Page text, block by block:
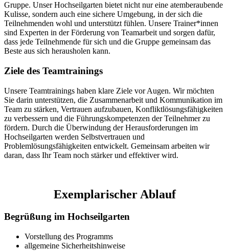
Gruppe. Unser Hochseilgarten bietet nicht nur eine atemberaubende
Kulisse, sondern auch eine sichere Umgebung, in der sich die
Teilnehmenden wohl und unterstützt fühlen. Unsere Trainer*innen
sind Experten in der Förderung von Teamarbeit und sorgen dafür,
dass jede Teilnehmende für sich und die Gruppe gemeinsam das
Beste aus sich herausholen kann.
Ziele des Teamtrainings
Unsere Teamtrainings haben klare Ziele vor Augen. Wir möchten
Sie darin unterstützen, die Zusammenarbeit und Kommunikation im
Team zu stärken, Vertrauen aufzubauen, Konfliktlösungsfähigkeiten
zu verbessern und die Führungskompetenzen der Teilnehmer zu
fördern. Durch die Überwindung der Herausforderungen im
Hochseilgarten werden Selbstvertrauen und
Problemlösungsfähigkeiten entwickelt. Gemeinsam arbeiten wir
daran, dass Ihr Team noch stärker und effektiver wird.
Exemplarischer Ablauf
Begrüßung im Hochseilgarten
Vorstellung des Programms
allgemeine Sicherheitshinweise